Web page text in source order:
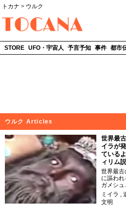
トカナ > ウルク
STORE UFO・宇宙人 予言予知 事件 都市
ウルク Articles
世界最
イラが
ている
ィリム
世界最古
に謳わ
ガメシュ
ミイラ
文明